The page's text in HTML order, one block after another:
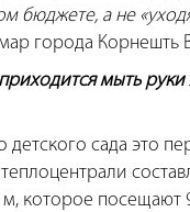
бюджете, а не
города Корнешть
мыть руки
детского сада это
которое посещают